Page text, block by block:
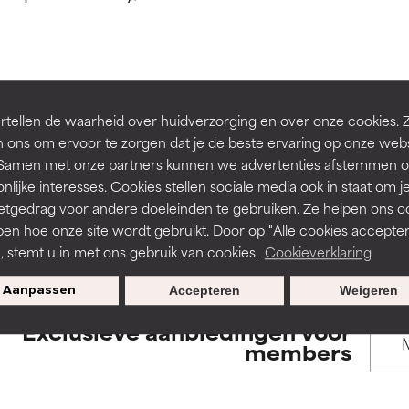
de waarheid over huidverzorging en over onze cookies.
ons om ervoor te zorgen dat je de beste ervaring op onze
met onze partners kunnen we advertenties afstemmen
interesses. Cookies stellen sociale media ook in staat om
voor andere doeleinden te gebruiken. Ze helpen ons
hoe onze site wordt gebruikt. Door op "Alle cookies
stemt u in met ons gebruik van cookies. Cookieverklaring
Aanpassen Weigeren
Accepteren
BACK TO SEARCH
to assess ingredients in this dictionary. Regulations
maar kan esthetische, stabiliteits- of andere
is aanwezig. Het risico wordt vergroot als het
ingrediënten.
droogheid, enz. veroorzaken. Kan in sommige gevallen
het algemeen is bewezen dat het meer kwaad dan goed
maar kan esthetische, stabiliteits- of andere
is aanwezig. Het risico wordt vergroot als het
ingrediënten.
droogheid, enz. veroorzaken. Kan in sommige gevallen
het algemeen is bewezen dat het meer kwaad dan goed
Exclusieve aanbiedingen voor
members